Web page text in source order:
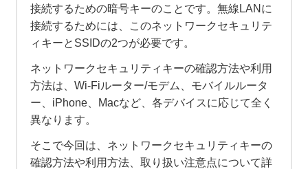
接続するための暗号キーのことです。無線LANに
接続するためには、このネットワークセキュリテ
ィキーとSSIDの2つが必要です。
ネットワークセキュリティキーの確認方法や利用
方法は、Wi-Fiルーター/モデム、モバイルルータ
ー、iPhone、Macなど、各デバイスに応じて全く
異なります。
そこで今回は、ネットワークセキュリティキーの
確認方法や利用方法、取り扱い注意点について詳